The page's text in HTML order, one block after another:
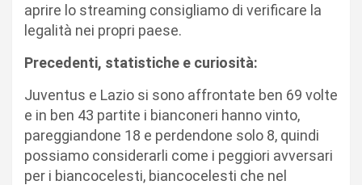
aprire lo streaming consigliamo di verificare la
legalità nei propri paese.
Precedenti, statistiche e curiosità:
Juventus e Lazio si sono affrontate ben 69 volte
e in ben 43 partite i bianconeri hanno vinto,
pareggiandone 18 e perdendone solo 8, quindi
possiamo considerarli come i peggiori avversari
per i biancocelesti, biancocelesti che nel